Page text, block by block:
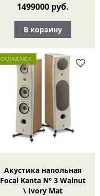
1499000 руб.
В корзину
СКЛАД МСК
Акустика напольная
Focal Kanta N° 3 Walnut
\ Ivory Mat